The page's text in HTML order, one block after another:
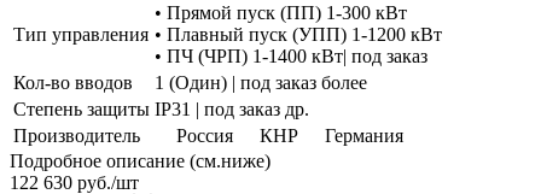
Тип управления
• Прямой пуск (ПП) 1-300 кВт
• Плавный пуск (УПП) 1-1200 кВт
• ПЧ (ЧРП) 1-1400 кВт| под заказ
Кол-во вводов
1 (Один) | под заказ более
Степень защиты IP31 | под заказ др.
Производитель
Россия КНР
Германия
Подробное описание (см.ниже)
122 630 руб./шт